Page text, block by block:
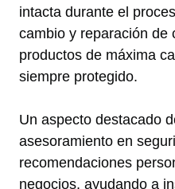
intacta durante el
cambio y reparación de
productos de máxima
siempre protegido.
Un aspecto destacado
asesoramiento en
recomendaciones
negocios, ayudando a